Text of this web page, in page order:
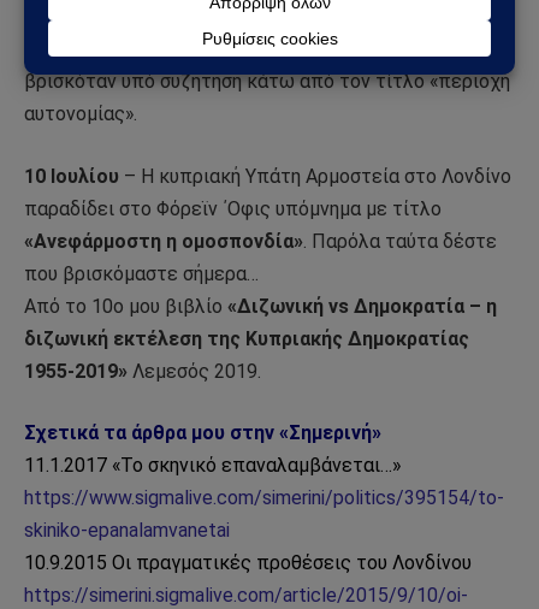
κατορθώσει αρκετή πρόοδο. Η ελληνική πλευρά
δέχθηκε την αρχή των ξεχωριστών δήμων. Το θέμα
βρισκόταν υπό συζήτηση κάτω από τον τίτλο «περιοχή
αυτονομίας».
10 Ιουλίου – Η κυπριακή Υπάτη Αρμοστεία στο Λονδίνο
παραδίδει στο Φόρεϊν ΄Οφις υπόμνημα με τίτλο
«Ανεφάρμοστη η ομοσπονδία» . Παρόλα ταύτα δέστε
που βρισκόμαστε σήμερα…
Από το 10ο μου βιβλίο «Διζωνική vs Δημοκρατία – η
διζωνική εκτέλεση της Κυπριακής Δημοκρατίας
1955-2019» Λεμεσός 2019.
Σχετικά τα άρθρα μου στην «Σημερινή»
11.1.2017 «Το σκηνικό επαναλαμβάνεται…»
https://www.sigmalive.com/simerini/politics/395154/to-
skiniko-epanalamvanetai
10.9.2015 Οι πραγματικές προθέσεις του Λονδίνου
https://simerini.sigmalive.com/article/2015/9/10/oi-